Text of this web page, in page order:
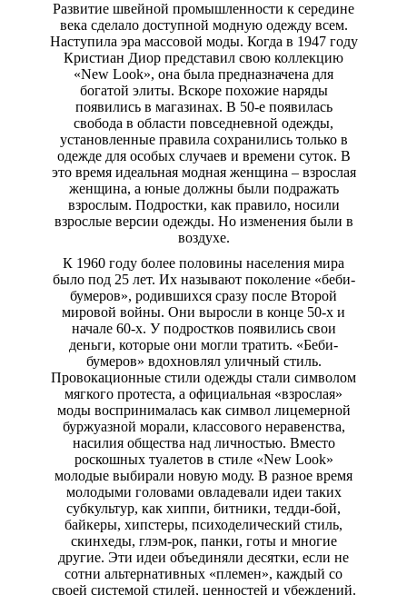
Развитие швейной промышленности к середине
века сделало доступной модную одежду всем.
Наступила эра массовой моды. Когда в 1947 году
Кристиан Диор представил свою коллекцию
«New Look», она была предназначена для
богатой элиты. Вскоре похожие наряды
появились в магазинах. В 50-е появилась
свобода в области повседневной одежды,
установленные правила сохранились только в
одежде для особых случаев и времени суток. В
это время идеальная модная женщина – взрослая
женщина, а юные должны были подражать
взрослым. Подростки, как правило, носили
взрослые версии одежды. Но изменения были в
воздухе.
К 1960 году более половины населения мира
было под 25 лет. Их называют поколение «беби-
бумеров», родившихся сразу после Второй
мировой войны. Они выросли в конце 50-х и
начале 60-х. У подростков появились свои
деньги, которые они могли тратить. «Беби-
бумеров» вдохновлял уличный стиль.
Провокационные стили одежды стали символом
мягкого протеста, а официальная «взрослая»
моды воспринималась как символ лицемерной
буржуазной морали, классового неравенства,
насилия общества над личностью. Вместо
роскошных туалетов в стиле «New Look»
молодые выбирали новую моду. В разное время
молодыми головами овладевали идеи таких
субкультур, как хиппи, битники, тедди-бой,
байкеры, хипстеры, психоделический стиль,
скинхеды, глэм-рок, панки, готы и многие
другие. Эти идеи объединяли десятки, если не
сотни альтернативных «племен», каждый со
своей системой стилей, ценностей и убеждений.